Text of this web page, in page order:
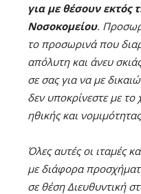
για με θέσουν εκτός
Νοσοκομείου.
το προσωρινά που
απόλυτη και άνευ
σε σας για να με
δεν υποκρίνεστε με
ηθικής και
Όλες αυτές οι ιταμές
με διάφορα
σε θέση Διευθυντική